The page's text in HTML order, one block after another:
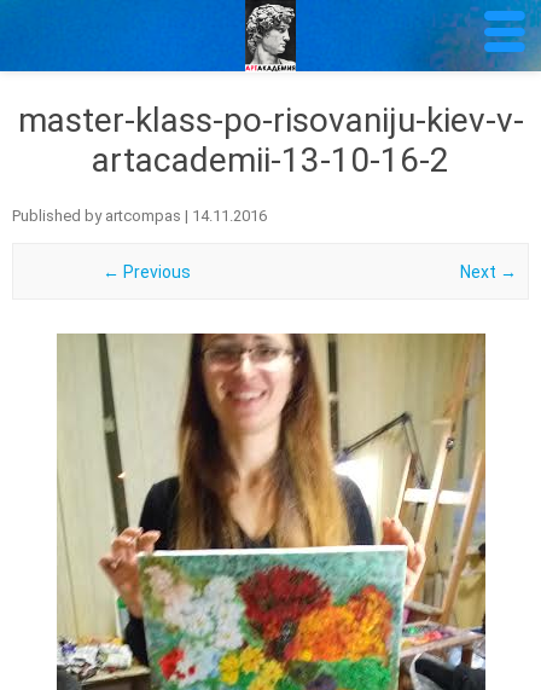
master-klass-po-risovaniju-kiev-v-
artacademii-13-10-16-2
Published by artcompas | 14.11.2016
← Previous Next →